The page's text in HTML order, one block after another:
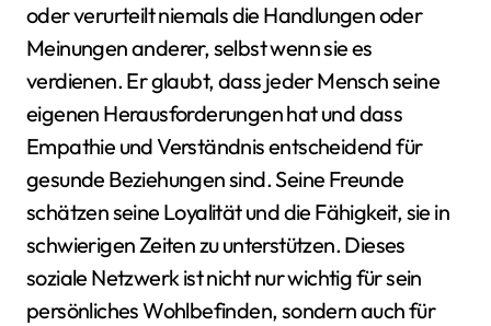
oder verurteilt niemals die Handlungen oder
Meinungen anderer, selbst wenn sie es
verdienen. Er glaubt, dass jeder Mensch seine
eigenen Herausforderungen hat und dass
Empathie und Verständnis entscheidend für
gesunde Beziehungen sind. Seine Freunde
schätzen seine Loyalität und die Fähigkeit, sie in
schwierigen Zeiten zu unterstützen. Dieses
soziale Netzwerk ist nicht nur wichtig für sein
persönliches Wohlbefinden, sondern auch für